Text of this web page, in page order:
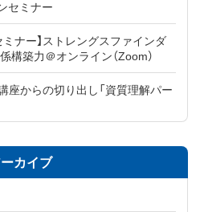
セミナー
ミナー】ストレングスファインダ
築力＠オンライン（Zoom）
座からの切り出し「資質理解パー
カイブ